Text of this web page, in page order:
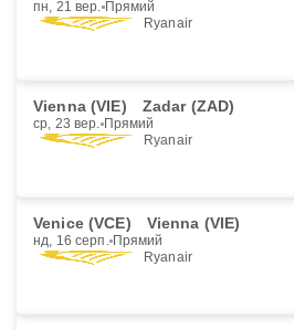
пн, 21 вер. Прямий
Ryanair
Vienna (VIE) Zadar (ZAD)
ср, 23 вер. Прямий
Ryanair
Venice (VCE) Vienna (VIE)
нд, 16 серп. Прямий
Ryanair